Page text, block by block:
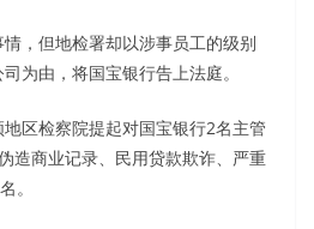
，但地检署却以涉事员工的级别
为由，将国宝银行告上法庭。
区检察院提起对国宝银行2名主管
造商业记录、民用贷款欺诈、严重
。